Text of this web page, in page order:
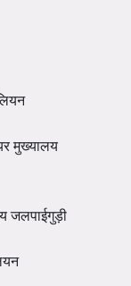
मुख्यालय
जलपाईगुड़ी